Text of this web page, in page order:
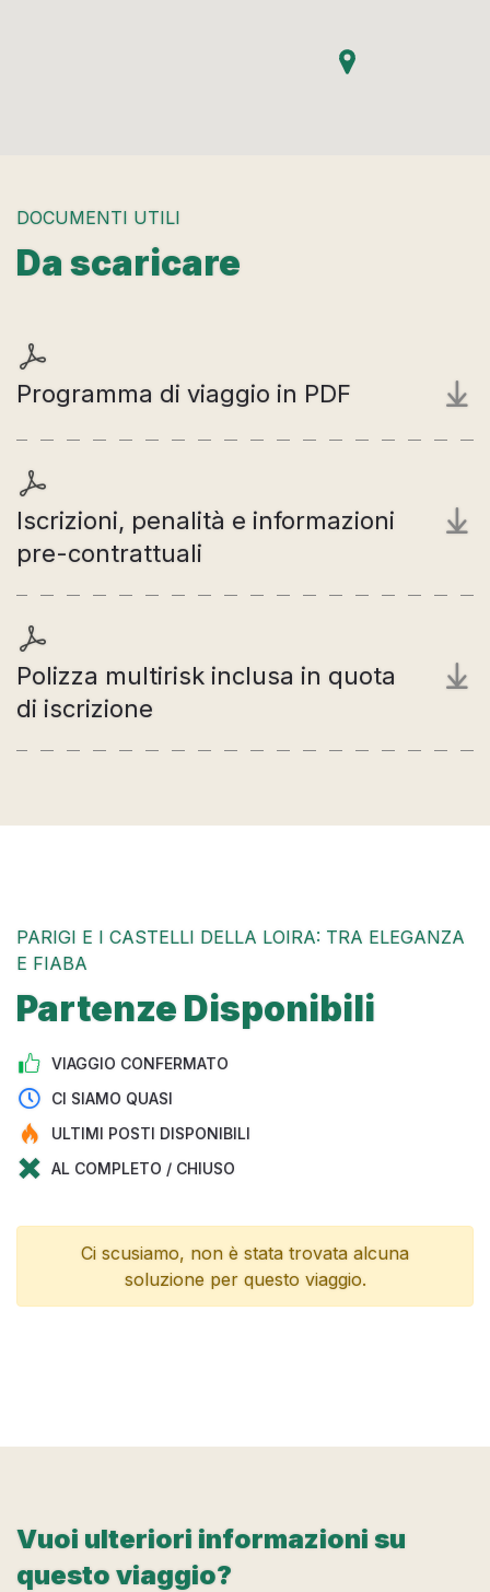
DOCUMENTI UTILI
Da scaricare
Programma di viaggio in PDF
Iscrizioni, penalità e informazioni
pre-contrattuali
Polizza multirisk inclusa in quota
di iscrizione
PARIGI E I CASTELLI DELLA LOIRA: TRA ELEGANZA
E FIABA
Partenze Disponibili
VIAGGIO CONFERMATO
CI SIAMO QUASI
ULTIMI POSTI DISPONIBILI
AL COMPLETO / CHIUSO
Ci scusiamo, non è stata trovata alcuna
soluzione per questo viaggio.
Vuoi ulteriori informazioni su
questo viaggio?